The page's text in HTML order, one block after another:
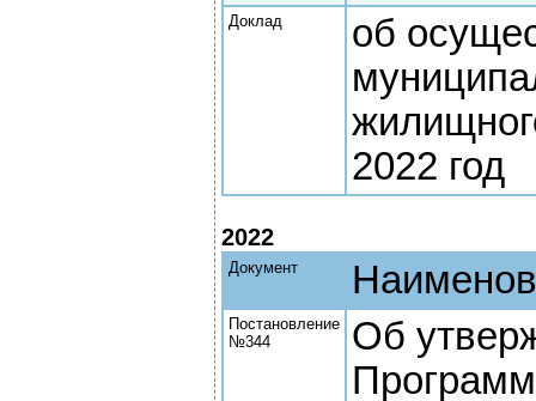
Доклад
об
2022 год
2022
Документ
Постановление
№344
Об